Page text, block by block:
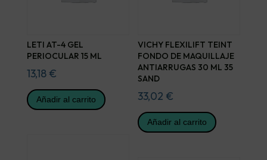
LETI AT-4 GEL
PERIOCULAR 15 ML
13,18 €
Añadir al carrito
VICHY FLEXILIFT TEINT
FONDO DE MAQUILLAJE
ANTIARRUGAS 30 ML 35
SAND
33,02 €
Añadir al carrito